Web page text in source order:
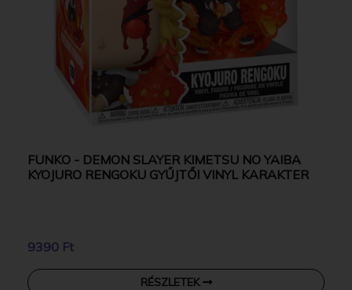
FUNKO - DEMON SLAYER KIMETSU NO YAIBA
KYOJURO RENGOKU GYŰJTŐI VINYL KARAKTER
9390 Ft
RÉSZLETEK